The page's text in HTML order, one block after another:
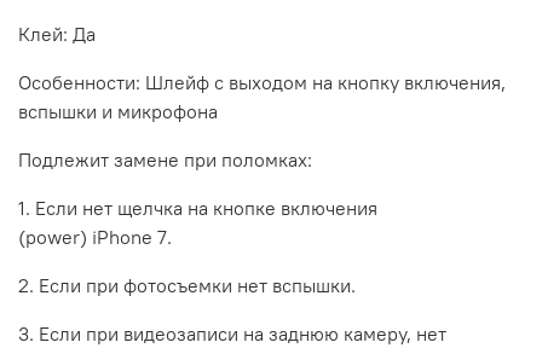
Клей: Да
Особенности: Шлейф с выходом на кнопку включения,
вспышки и микрофона
Подлежит замене при поломках:
1. Если нет щелчка на кнопке включения
(power) iPhone 7.
2. Если при фотосъемки нет вспышки.
3. Если при видеозаписи на заднюю камеру, нет